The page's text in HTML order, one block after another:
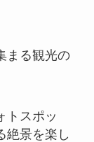
まる観光の
トスポッ
絶景を楽し